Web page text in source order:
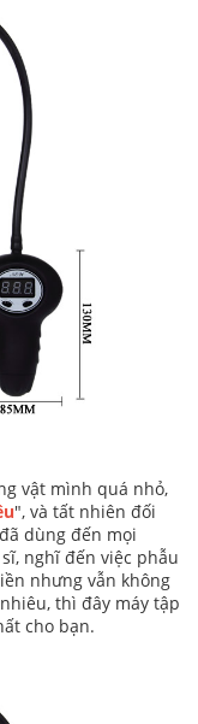
vật mình quá nhỏ,
", và tất nhiên đối
dùng đến mọi
nghĩ đến việc phẫu
nhưng vẫn không
thì đây máy tập
cho bạn.